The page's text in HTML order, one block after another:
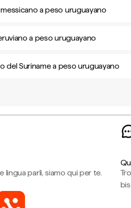
a peso uruguayano
a peso uruguayano
del Suriname a peso uruguayano
lingua parli, siamo qui per te.